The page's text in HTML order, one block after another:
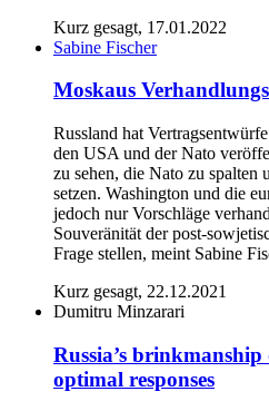
Kurz gesagt, 17.01.2022
Sabine Fischer
Moskaus
Russland hat
den USA und der Nato
zu sehen, die Nato zu
setzen. Washington und die
jedoch nur Vorschläge
Souveränität der post-
Frage stellen, meint Sabine
Kurz gesagt, 22.12.2021
Dumitru Minzarari
Russia’s
optimal responses